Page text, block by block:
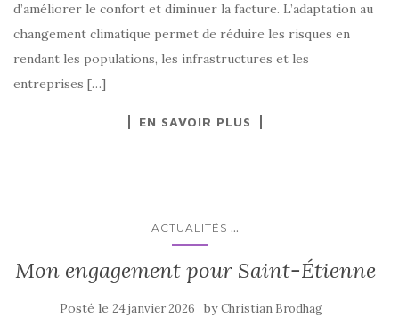
d’améliorer le confort et diminuer la facture. L’adaptation au
changement climatique permet de réduire les risques en
rendant les populations, les infrastructures et les
entreprises […]
EN SAVOIR PLUS
ACTUALITÉS ...
Mon engagement pour Saint-Étienne
Posté le 24 janvier 2026 byChristian Brodhag